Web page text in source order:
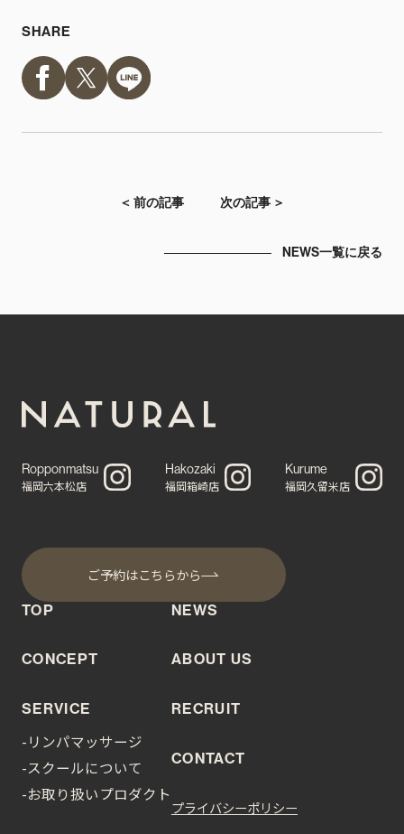
SHARE
＜ 前の記事 次の記事 ＞
NEWS一覧に戻る
Ropponmatsu
福岡六本松店
Hakozaki
福岡箱崎店
Kurume
福岡久留米店
ご予約はこちらから
TOP
CONCEPT
SERVICE
-リンパマッサージ
-スクールについて
-お取り扱いプロダクト
NEWS
ABOUT US
RECRUIT
CONTACT
プライバシーポリシー